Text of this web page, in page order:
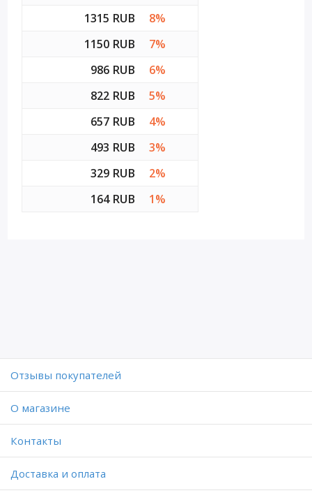
1315 RUB
8%
1150 RUB
7%
986 RUB
6%
822 RUB
5%
657 RUB
4%
493 RUB
3%
329 RUB
2%
164 RUB
1%
Отзывы покупателей
O магазине
Контакты
Доставка и оплата